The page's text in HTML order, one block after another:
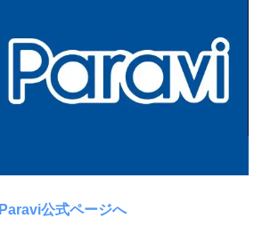
Paravi公式ページへ